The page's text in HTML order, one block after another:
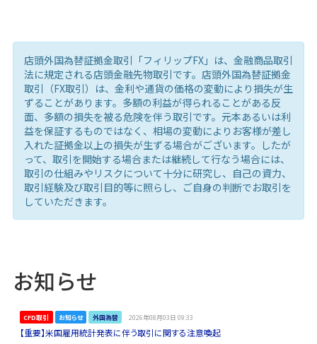
店頭外国為替証拠金取引「フィリップFX」は、金融商品取引
法に規定される店頭金融先物取引です。店頭外国為替証拠金
取引（FX取引）は、金利や通貨の価格の変動により損失が生
ずることがあります。多額の利益が得られることがある反
面、多額の損失を被る危険を伴う取引です。元本あるいは利
益を保証するものではなく、相場の変動によりお客様が差し
入れた証拠金以上の損失が生ずる場合がございます。したが
って、取引を開始する場合または継続して行なう場合には、
取引の仕組みやリスクについて十分に研究し、自己の資力、
取引経験及び取引目的等に照らし、ご自身の判断でお取引を
していただきます。
お知らせ
CFD取引 お知らせ 外国為替 2026年08月03日 09:33
【重要】米国雇用統計発表に伴う取引に関する注意喚起